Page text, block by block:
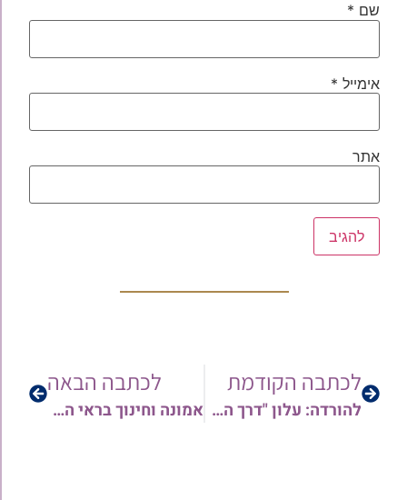
שם *
אימייל *
אתר
לכתבה הקודמת
להורדה: עלון "דרך הבעש"ט" | גיליון 192 | פרשת וישלח ה'תשפ"א
לכתבה הבאה
אמונה וחינוך בראי הפרשה – לפרשת וישלח תשפ"א עם הרב מיכאל זכריהו | לעיון והורדה